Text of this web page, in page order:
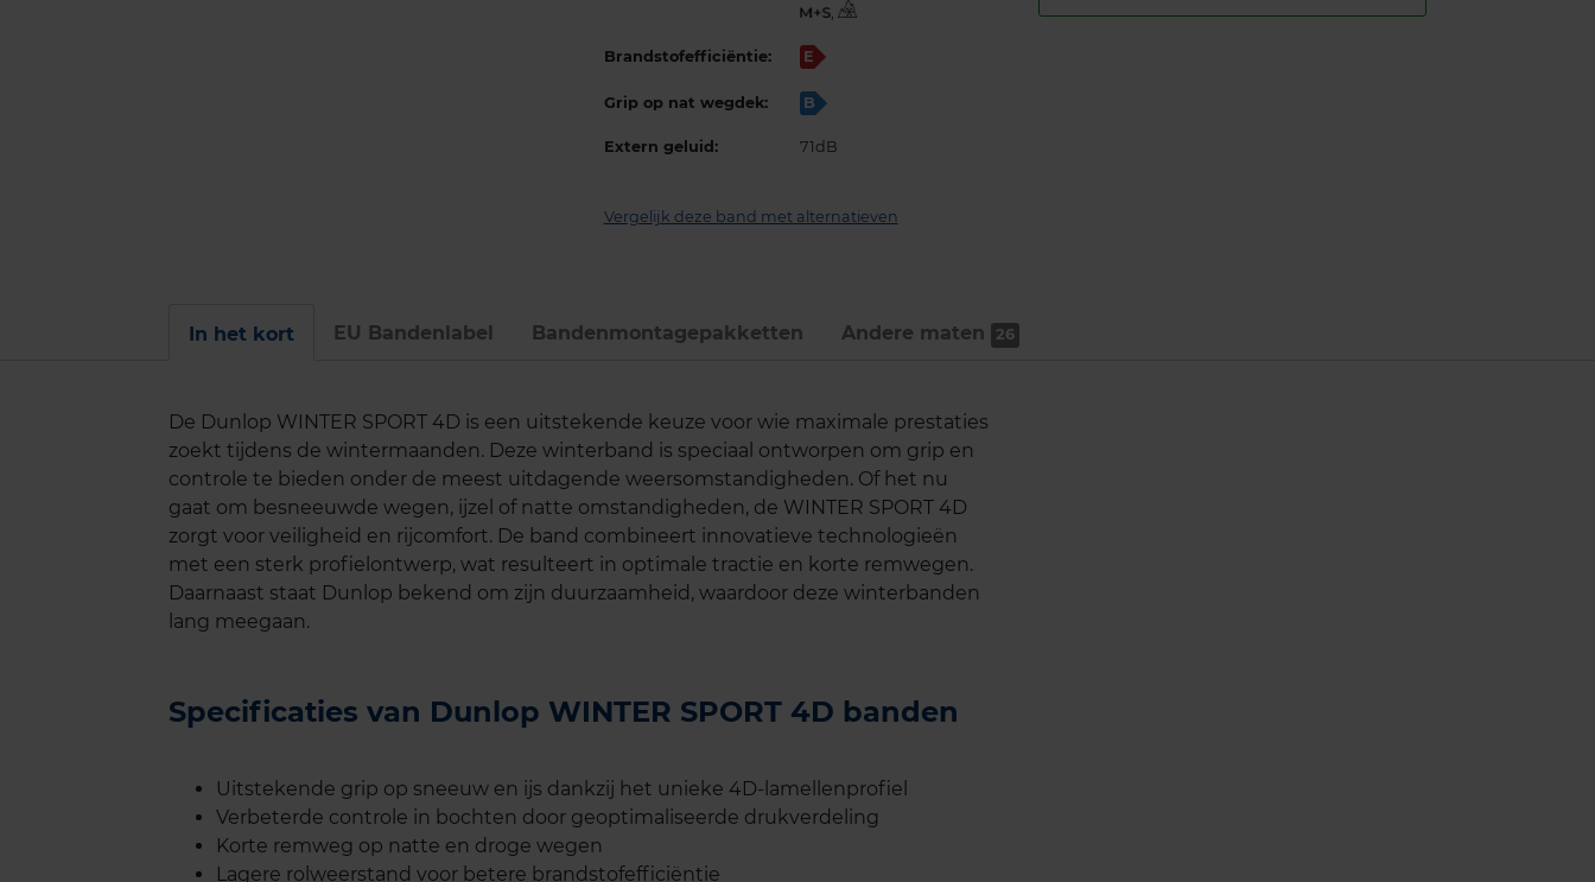
,
Brandstofefficiëntie: E
Grip op nat wegdek: B
Extern geluid: 71dB
Vergelijk deze band met alternatieven
In het kort EU Bandenlabel Bandenmontage­pakketten Andere maten 26
De Dunlop WINTER SPORT 4D is een uitstekende keuze voor wie maximale prestaties
zoekt tijdens de wintermaanden. Deze winterband is speciaal ontworpen om grip en
controle te bieden onder de meest uitdagende weersomstandigheden. Of het nu
gaat om besneeuwde wegen, ijzel of natte omstandigheden, de WINTER SPORT 4D
zorgt voor veiligheid en rijcomfort. De band combineert innovatieve technologieën
met een sterk profielontwerp, wat resulteert in optimale tractie en korte remwegen.
Daarnaast staat Dunlop bekend om zijn duurzaamheid, waardoor deze winterbanden
lang meegaan.
Specificaties van Dunlop WINTER SPORT 4D banden
Uitstekende grip op sneeuw en ijs dankzij het unieke 4D-lamellenprofiel
Verbeterde controle in bochten door geoptimaliseerde drukverdeling
Korte remweg op natte en droge wegen
Lagere rolweerstand voor betere brandstofefficiëntie